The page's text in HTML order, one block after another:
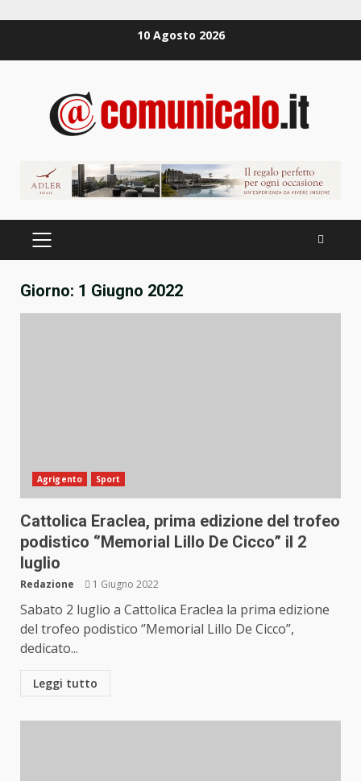
10 Agosto 2026
PRIMÄRES
MENÜ
Giorno: 1 Giugno 2022
Agrigento Sport
Cattolica Eraclea, prima edizione del trofeo
podistico ‘’Memorial Lillo De Cicco” il 2
luglio
Redazione 1 Giugno 2022
Sabato 2 luglio a Cattolica Eraclea la prima edizione
del trofeo podistico ‘’Memorial Lillo De Cicco”,
dedicato...
Leggi tutto